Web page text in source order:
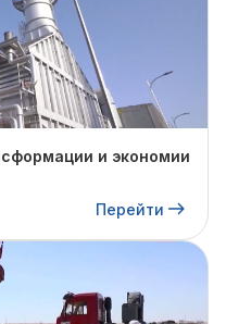
и экономии
Перейти